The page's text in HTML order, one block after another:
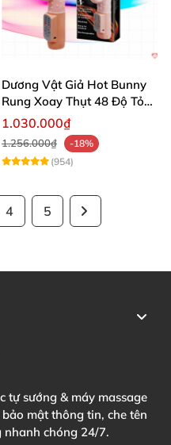
Dương Vật Giả Hot Bunny
Rung Xoay Thụt 48 Độ Tỏa
Nhiệt
1.030.000₫
1.256.000₫
-18%
(954)
4 5
tự sướng & máy massage
mật thông tin, che tên
nhanh chóng 24/7.